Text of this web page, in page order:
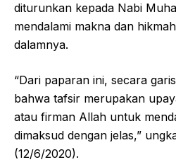
diturunkan kepada Nabi
mendalami makna dan
dalamnya.
“Dari paparan ini, secara
bahwa tafsir merupakan
atau firman Allah untuk
dimaksud dengan jelas,”
(12/6/2020).